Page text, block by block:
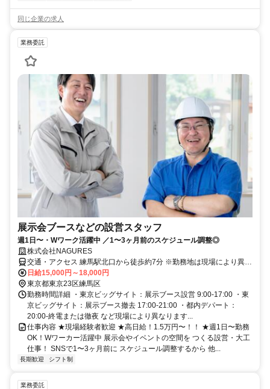
同じ企業の求人
業務委託
展示会ブースなどの設営スタッフ
週1日〜・Wワーク活躍中 ／1〜3ヶ月前のスケジュール調整◎
株式会社NAGURES
交通・アクセス 練馬駅北口から徒歩約7分 ※勤務地は現場により異な
ります（一都三県）。
日給15,000円～18,000円
東京都東京23区練馬区
勤務時間詳細 ・東京ビッグサイト：展示ブース設営 9:00-17:00 ・東
京ビッグサイト：展示ブース撤去 17:00-21:00 ・都内デパート：
20:00-終電または徹夜 など現場により異なります...
仕事内容 ★現場経験者歓迎 ★高日給！1.5万円〜！！ ★週1日〜勤務
OK！Wワーカー活躍中 展示会やイベントの空間を つくる設営・大工
仕事！ SNSで1〜3ヶ月前に スケジュール調整するから 他...
長期歓迎 シフト制
業務委託